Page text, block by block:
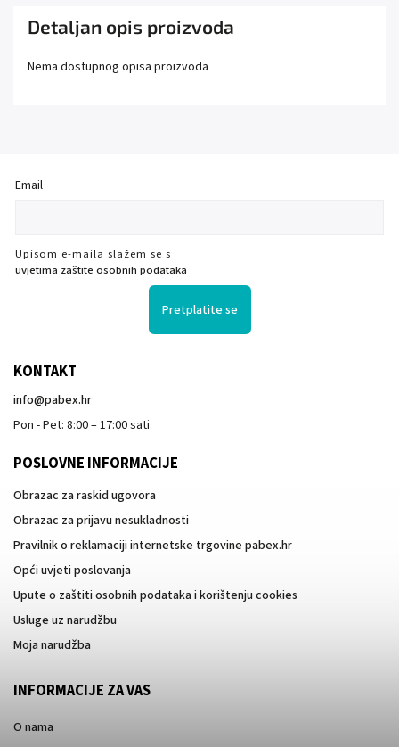
Detaljan opis proizvoda
Nema dostupnog opisa proizvoda
Email
Upisom e-maila slažem se s
uvjetima zaštite osobnih podataka
Pretplatite se
KONTAKT
info@pabex.hr
Pon - Pet: 8:00 – 17:00 sati
POSLOVNE INFORMACIJE
Obrazac za raskid ugovora
Obrazac za prijavu nesukladnosti
Pravilnik o reklamaciji internetske trgovine pabex.hr
Opći uvjeti poslovanja
Upute o zaštiti osobnih podataka i korištenju cookies
Usluge uz narudžbu
Moja narudžba
INFORMACIJE ZA VAS
O nama